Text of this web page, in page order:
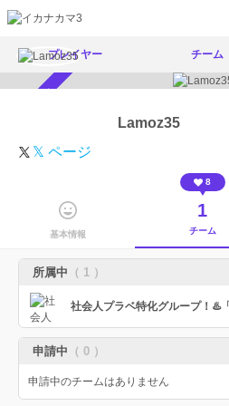
プレイヤー チーム
Lamoz35
𝕏 ページ
基本情報
8
1
チーム
所属中 （ 1 ）
申請中 （ 0 ）
申請中のチームはありません